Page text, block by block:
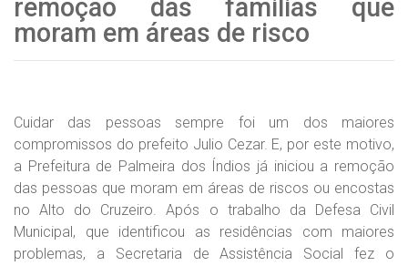
remoção das familias que
moram em áreas de risco
Cuidar das pessoas sempre foi um dos maiores
compromissos do prefeito Julio Cezar. E, por este motivo,
a Prefeitura de Palmeira dos Índios já iniciou a remoção
das pessoas que moram em áreas de riscos ou encostas
no Alto do Cruzeiro. Após o trabalho da Defesa Civil
Municipal, que identificou as residências com maiores
problemas, a Secretaria de Assistência Social fez o